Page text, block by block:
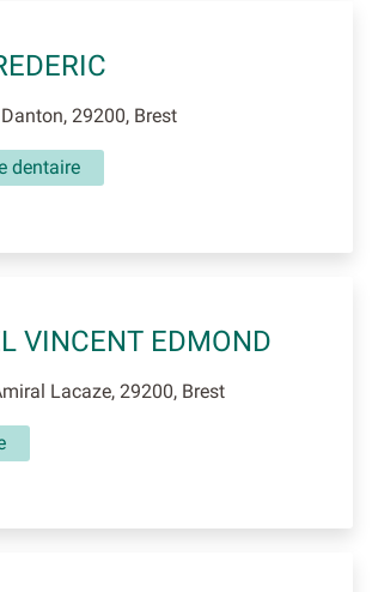
29200, Brest
dentaire
VINCENT EDMOND
Lacaze, 29200, Brest